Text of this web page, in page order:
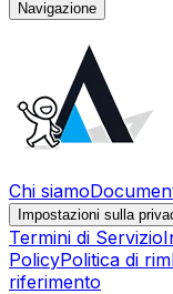
Navigazione
Chi siamo
Impostazioni sulla
Termini di Servizio
PolicyPolitica di
riferimento